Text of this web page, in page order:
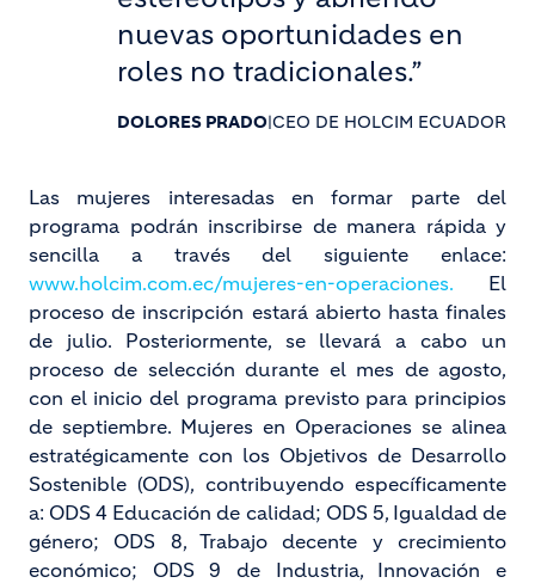
nuevas oportunidades en
roles no tradicionales.”
DOLORES PRADO|CEO DE HOLCIM ECUADOR
Las mujeres interesadas en formar parte del
programa podrán inscribirse de manera rápida y
sencilla a través del siguiente enlace:
www.holcim.com.ec/mujeres-en-operaciones. El
proceso de inscripción estará abierto hasta finales
de julio. Posteriormente, se llevará a cabo un
proceso de selección durante el mes de agosto,
con el inicio del programa previsto para principios
de septiembre. Mujeres en Operaciones se alinea
estratégicamente con los Objetivos de Desarrollo
Sostenible (ODS), contribuyendo específicamente
a: ODS 4 Educación de calidad; ODS 5, Igualdad de
género; ODS 8, Trabajo decente y crecimiento
económico; ODS 9 de Industria, Innovación e